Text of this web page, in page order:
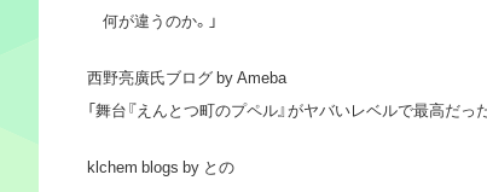
何が違うのか。」
西野亮廣氏ブログ by Ameba
「舞台『えんとつ町のプペル』がヤバいレベルで最高だっ
klchem blogs by との